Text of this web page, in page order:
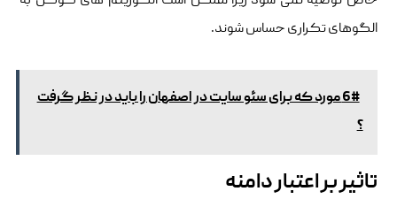
الگوهای تکراری حساس شوند.
6# مورد که برای سئو سایت در اصفهان را باید در نظر گرفت
؟
تاثیر بر اعتبار دامنه